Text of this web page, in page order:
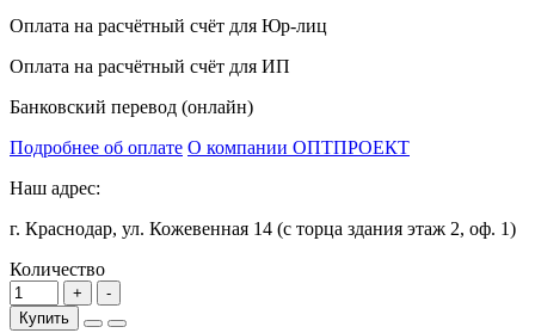
Оплата на расчётный счёт для Юр-лиц
Оплата на расчётный счёт для ИП
Банковский перевод (онлайн)
Подробнее об оплате О компании ОПТПРОЕКТ
Наш адрес:
г. Краснодар, ул. Кожевенная 14 (с торца здания этаж 2, оф. 1)
Количество
Купить